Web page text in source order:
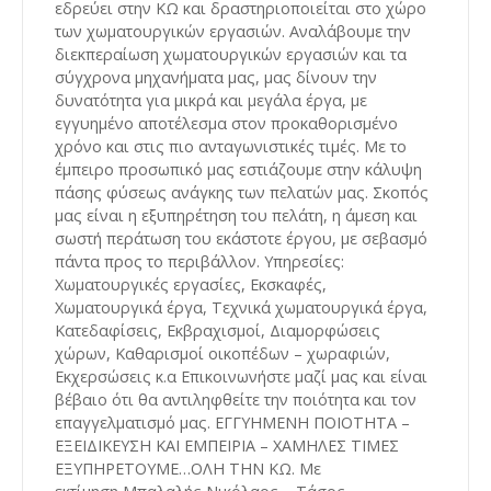
εδρεύει στην ΚΩ και δραστηριοποιείται στο χώρο
των χωματουργικών εργασιών. Αναλάβουμε την
διεκπεραίωση χωματουργικών εργασιών και τα
σύγχρονα μηχανήματα μας, μας δίνουν την
δυνατότητα για μικρά και μεγάλα έργα, με
εγγυημένο αποτέλεσμα στον προκαθορισμένο
χρόνο και στις πιο ανταγωνιστικές τιμές. Με το
έμπειρο προσωπικό μας εστιάζουμε στην κάλυψη
πάσης φύσεως ανάγκης των πελατών μας. Σκοπός
μας είναι η εξυπηρέτηση του πελάτη, η άμεση και
σωστή περάτωση του εκάστοτε έργου, με σεβασμό
πάντα προς το περιβάλλον. Υπηρεσίες:
Χωματουργικές εργασίες, Εκσκαφές,
Χωματουργικά έργα, Τεχνικά χωματουργικά έργα,
Κατεδαφίσεις, Εκβραχισμοί, Διαμορφώσεις
χώρων, Καθαρισμοί οικοπέδων – χωραφιών,
Εκχερσώσεις κ.α Επικοινωνήστε μαζί μας και είναι
βέβαιο ότι θα αντιληφθείτε την ποιότητα και τον
επαγγελματισμό μας. ΕΓΓΥΗΜΕΝΗ ΠΟΙΟΤΗΤΑ –
ΕΞΕΙΔΙΚΕΥΣΗ ΚΑΙ ΕΜΠΕΙΡΙΑ – ΧΑΜΗΛΕΣ ΤΙΜΕΣ
ΕΞΥΠΗΡΕΤΟΥΜΕ…ΟΛΗ ΤΗΝ ΚΩ. Με